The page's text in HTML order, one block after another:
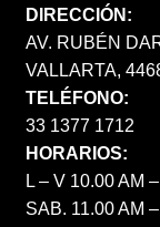
DIRECCIÓN:
AV. RUBÉN
VALLARTA,
TELÉFONO:
33 1377 1712
HORARIOS:
L – V 10.00 AM
SAB. 11.00 AM